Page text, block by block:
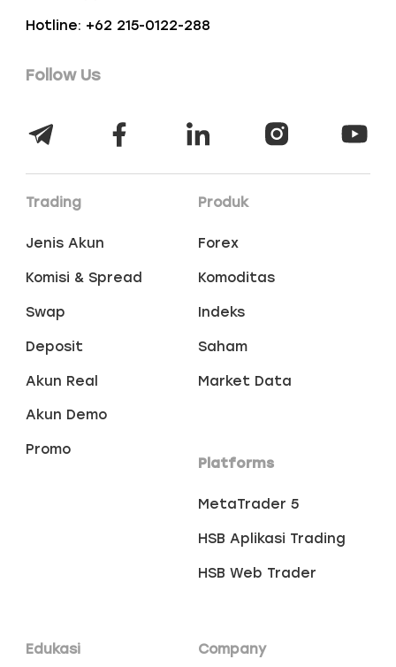
Hotline: +62 215-0122-288
Follow Us
Trading
Jenis Akun
Komisi & Spread
Swap
Deposit
Akun Real
Akun Demo
Promo
Produk
Forex
Komoditas
Indeks
Saham
Market Data
Platforms
MetaTrader 5
HSB Aplikasi Trading
HSB Web Trader
Edukasi Company